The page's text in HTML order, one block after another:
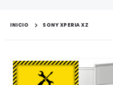
INICIO SONY XPERIA XZ
Saltar
al